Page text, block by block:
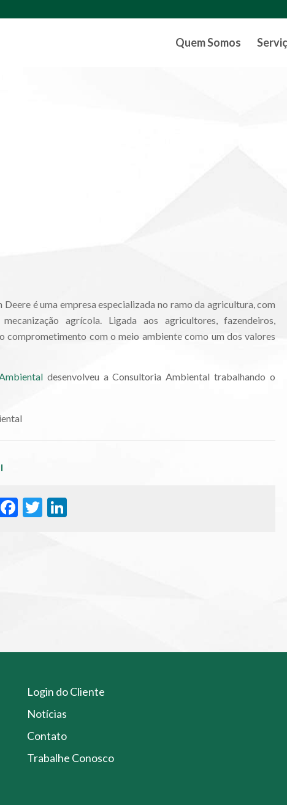
Quem Somos
Deere é uma empresa especializada no ramo da agricultura, com
agrícola. Ligada aos agricultores, fazendeiros,
comprometimento com o meio ambiente como um dos valores
desenvolveu a Consultoria Ambiental trabalhando o
Facebook
Twitter
LinkedIn
Login do Cliente
Notícias
Contato
Trabalhe Conosco